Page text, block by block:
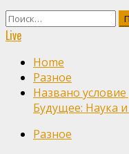
Найти:
Live
Home
Разное
Названо
Будущее: Наука
Разное